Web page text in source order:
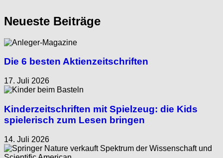
Neueste Beiträge
Die 6 besten Aktienzeitschriften
17. Juli 2026
Kinderzeitschriften mit Spielzeug: die Kids
spielerisch zum Lesen bringen
14. Juli 2026